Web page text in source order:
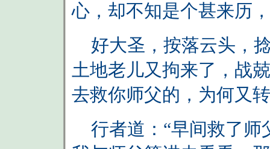
心，却不知是个甚来历
好大圣，按落云头，
土地老儿又拘来了，战
去救你师父的，为何又
行者道：“早间救了师